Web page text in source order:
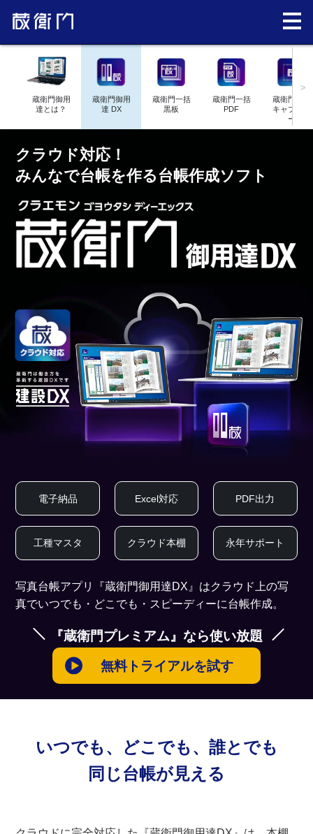
蔵衛門御用
達とは？
蔵衛門御用
達 DX
蔵衛門一括
黒板
蔵衛門一括
PDF
蔵衛門図面
キャプチャ
ー
>
クラウド対応！
みんなで台帳を作る台帳作成ソフト
電子納品 Excel対応 PDF出力
工種マスタ クラウド本棚 永年サポート
写真台帳アプリ『蔵衛門御用達DX』はクラウド上の写
真でいつでも・どこでも・スピーディーに台帳作成。
『蔵衛門プレミアム』なら使い放題
無料トライアルを試す
いつでも、どこでも、誰とでも
同じ台帳が見える